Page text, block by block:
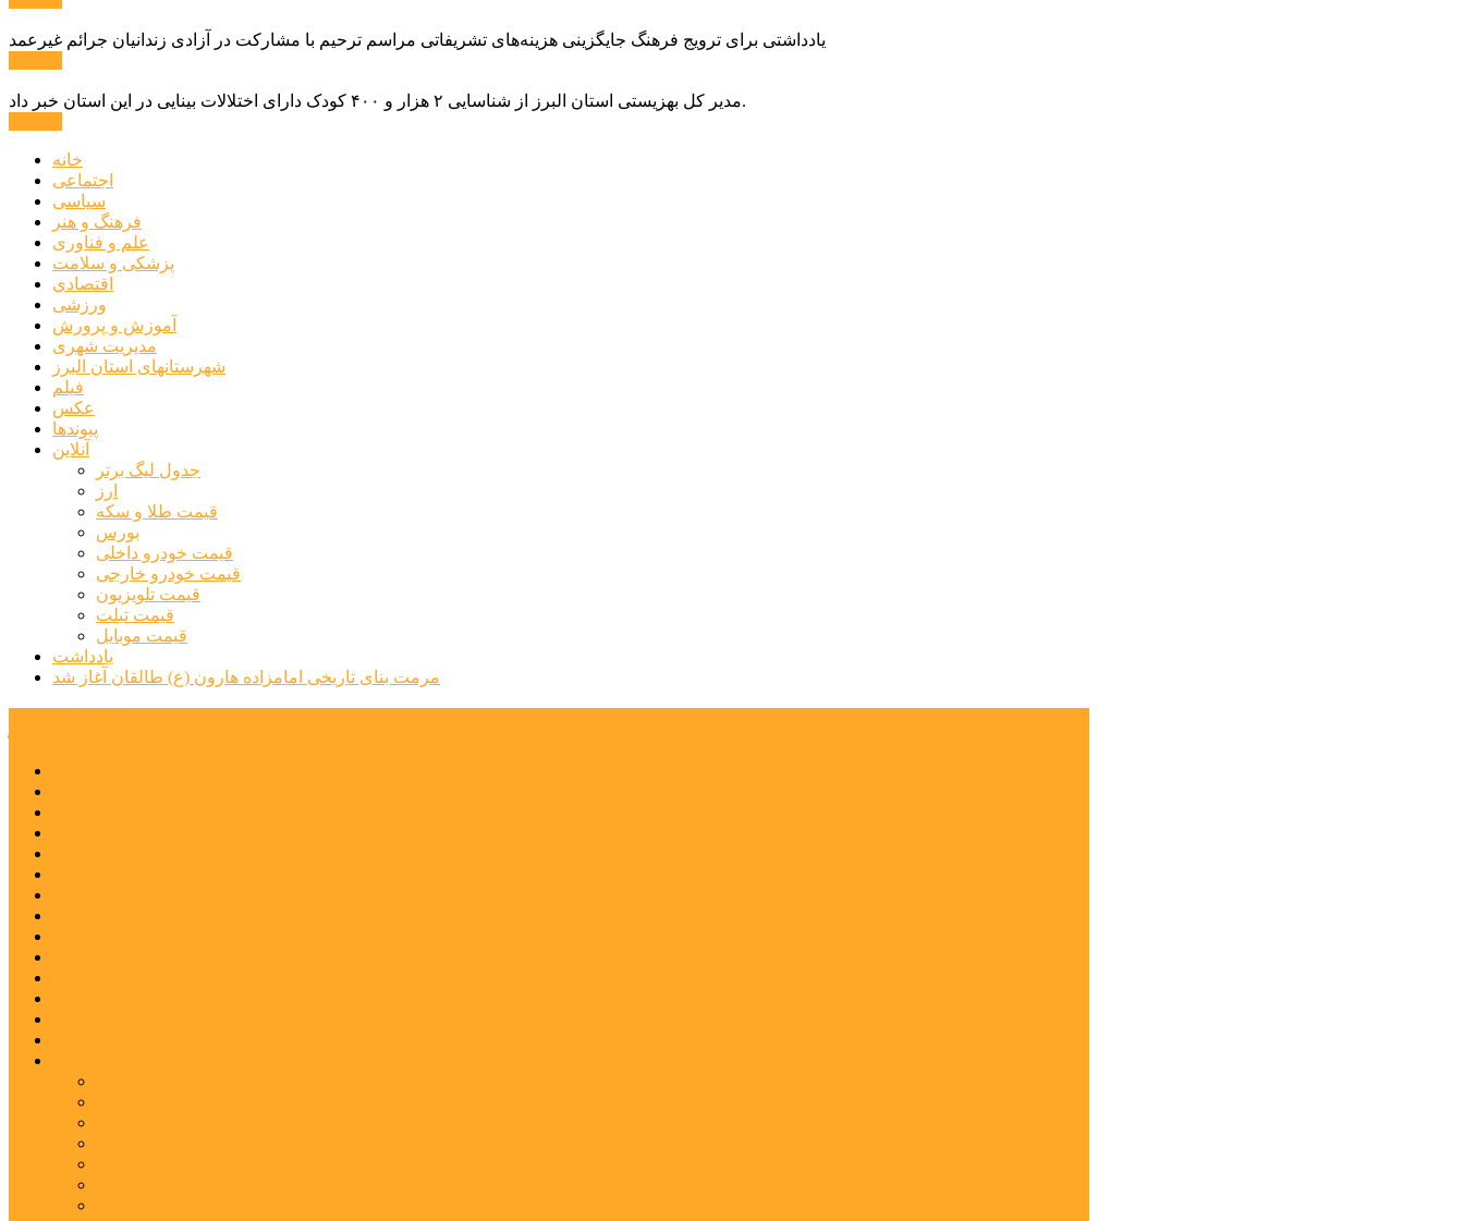
یادداشتی برای ترویج فرهنگ جایگزینی هزینه‌های تشریفاتی مراسم ترحیم با مشارکت در آزادی زندانیان جرائم غیرعمد
مدیر کل بهزیستی استان البرز از شناسایی ۲ هزار و ۴۰۰ کودک دارای اختلالات بینایی در این استان خبر داد.
خانه
اجتماعی
سیاسی
فرهنگ و هنر
علم و فناوری
پزشکی و سلامت
اقتصادی
ورزشی
آموزش و پرورش
مدیریت شهری
شهرستانهای استان البرز
فیلم
عکس
پیوندها
آنلاین
جدول لیگ برتر
ارز
قیمت طلا و سکه
بورس
قیمت خودرو داخلی
قیمت خودرو خارجی
قیمت تلویزیون
قیمت تبلت
قیمت موبایل
یادداشت
مرمت بنای تاریخی امامزاده هارون (ع) طالقان آغاز شد